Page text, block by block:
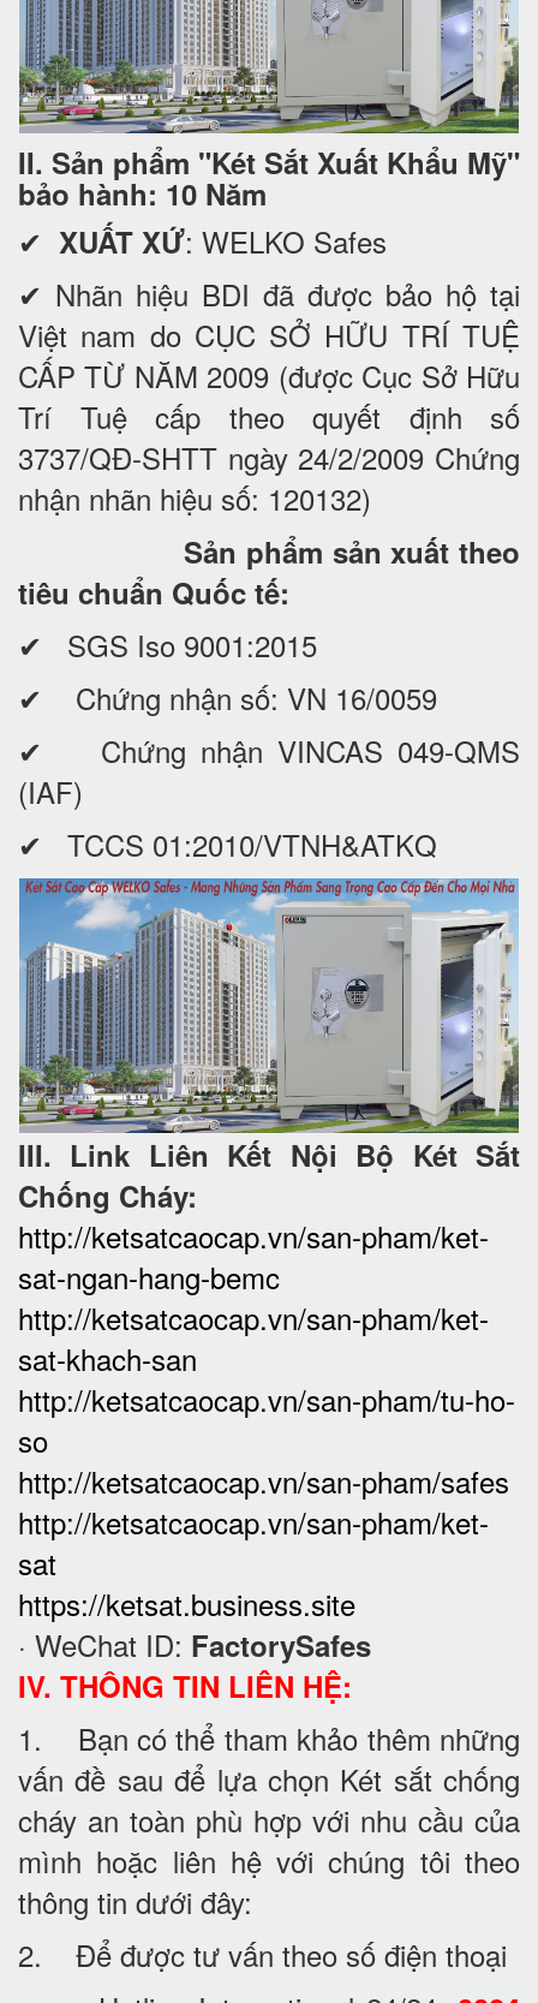
II. Sản phẩm "Két Sắt Xuất Khẩu Mỹ"
bảo hành: 10 Năm
✔ XUẤT XỨ: WELKO Safes
✔ Nhãn hiệu BDI đã được bảo hộ tại
Việt nam do CỤC SỞ HỮU TRÍ TUỆ
CẤP TỪ NĂM 2009 (được Cục Sở Hữu
Trí Tuệ cấp theo quyết định số
3737/QĐ-SHTT ngày 24/2/2009 Chứng
nhận nhãn hiệu số: 120132)
Sản phẩm sản xuất theo
tiêu chuẩn Quốc tế:
✔ SGS Iso 9001:2015
✔ Chứng nhận số: VN 16/0059
✔ Chứng nhận VINCAS 049-QMS
(IAF)
✔ TCCS 01:2010/VTNH&ATKQ
III. Link Liên Kết Nội Bộ Két Sắt
Chống Cháy:
http://ketsatcaocap.vn/san-pham/ket-
sat-ngan-hang-bemc
http://ketsatcaocap.vn/san-pham/ket-
sat-khach-san
http://ketsatcaocap.vn/san-pham/tu-ho-
so
http://ketsatcaocap.vn/san-pham/safes
http://ketsatcaocap.vn/san-pham/ket-
sat
https://ketsat.business.site
· WeChat ID: FactorySafes
IV. THÔNG TIN LIÊN HỆ:
1. Bạn có thể tham khảo thêm những
vấn đề sau để lựa chọn Két sắt chống
cháy an toàn phù hợp với nhu cầu của
mình hoặc liên hệ với chúng tôi theo
thông tin dưới đây:
2. Để được tư vấn theo số điện thoại